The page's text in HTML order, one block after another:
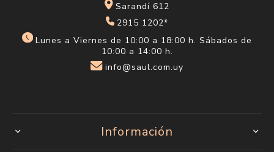
Sarandí 612
2915 1202*
Lunes a Viernes de 10:00 a 18:00 h. Sábados de
10:00 a 14:00 h.
info@saul.com.uy
Información